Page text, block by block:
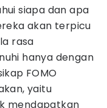
siapa dan apa
akan terpicu
rasa
hanya dengan
FOMO
yaitu
mendapatkan